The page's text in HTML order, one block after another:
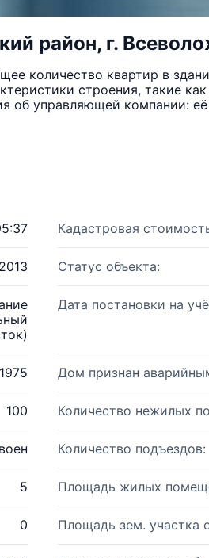
район, г.
количество квартир в
строения, такие
об управляющей компании:
Кадастровая
Статус объекта:
Дата постановки на
1975 Дом признан
100 Количество нежилых
Количество подъездов:
5 Площадь жилых
0 Площадь зем. участка